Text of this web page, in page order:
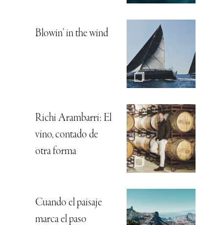
Blowin’ in the wind
Richi Arambarri: El
vino, contado de
otra forma
Cuando el paisaje
marca el paso